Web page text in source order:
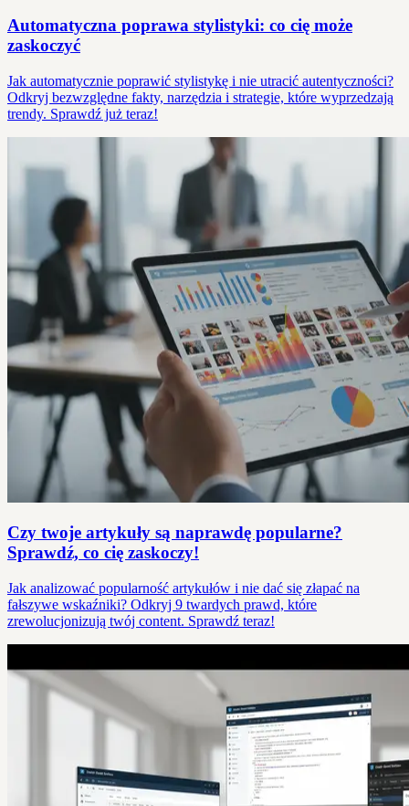
Automatyczna poprawa stylistyki: co cię może
zaskoczyć
Jak automatycznie poprawić stylistykę i nie utracić autentyczności?
Odkryj bezwzględne fakty, narzędzia i strategie, które wyprzedzają
trendy. Sprawdź już teraz!
Czy twoje artykuły są naprawdę popularne?
Sprawdź, co cię zaskoczy!
Jak analizować popularność artykułów i nie dać się złapać na
fałszywe wskaźniki? Odkryj 9 twardych prawd, które
zrewolucjonizują twój content. Sprawdź teraz!